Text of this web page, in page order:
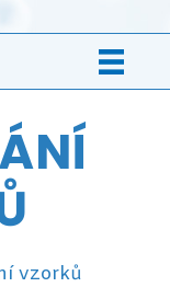
vzorků